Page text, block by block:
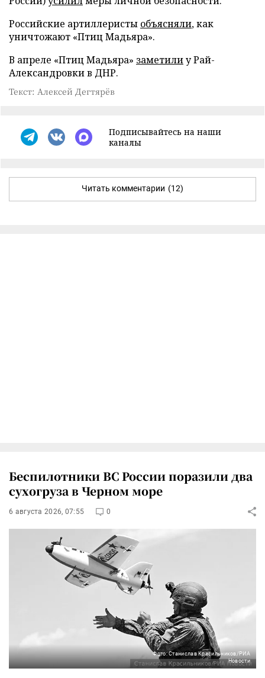
Российские артиллеристы объясняли, как
уничтожают «Птиц Мадьяра».
В апреле «Птиц Мадьяра» заметилиу Рай-
Александровки в ДНР.
Текст: Алексей Дегтярёв
Подписывайтесь на наши
каналы
Читать комментарии (12)
Беспилотники ВС России поразили два
сухогруза в Черном море
6 августа 2026, 07:55 0
Фото: Станислав Красильников/РИА
Новости